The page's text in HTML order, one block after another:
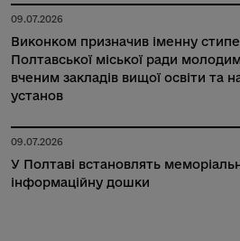
09.07.2026
Виконком призначив іменну
Полтавської міської ради молодим
вченим закладів вищої освіти та
установ
09.07.2026
У Полтаві встановлять
інформаційну дошки